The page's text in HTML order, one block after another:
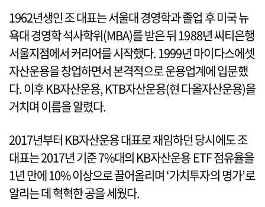
1962년생인 조 대표는 서울대 경영학과 졸업 후 미국 뉴
욕대 경영학 석사학위(MBA)를 받은 뒤 1988년 씨티은행
서울지점에서 커리어를 시작했다. 1999년 마이다스에셋
자산운용을 창업하면서 본격적으로 운용업계에 입문했
다. 이후 KB자산운용, KTB자산운용(현 다올자산운용)을
거치며 이름을 알렸다.
2017년부터 KB자산운용 대표로 재임하던 당시에도 조
대표는 2017년 기준 7%대의 KB자산운용 ETF 점유율을
1년 만에 10% 이상으로 끌어올리며 ‘가치투자의 명가’로
알리는 데 혁혁한 공을 세웠다.